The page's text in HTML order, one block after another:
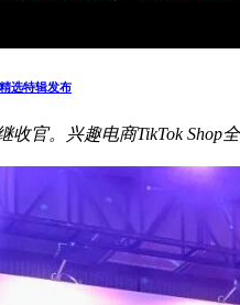
选特辑发布
收官。兴趣电商TikTok